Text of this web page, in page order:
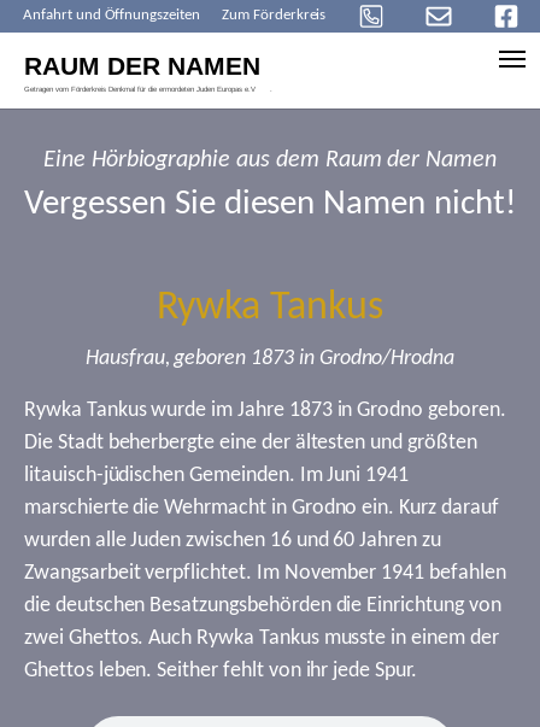
Anfahrt und Öffnungszeiten Zum Förderkreis
Eine Hörbiographie aus dem Raum der Namen
Vergessen Sie diesen Namen nicht!
Rywka Tankus
Hausfrau, geboren 1873 in Grodno/Hrodna
Rywka Tankus wurde im Jahre 1873 in Grodno geboren.
Die Stadt beherbergte eine der ältesten und größten
litauisch-jüdischen Gemeinden. Im Juni 1941
marschierte die Wehrmacht in Grodno ein. Kurz darauf
wurden alle Juden zwischen 16 und 60 Jahren zu
Zwangsarbeit verpflichtet. Im November 1941 befahlen
die deutschen Besatzungsbehörden die Einrichtung von
zwei Ghettos. Auch Rywka Tankus musste in einem der
Ghettos leben. Seither fehlt von ihr jede Spur.